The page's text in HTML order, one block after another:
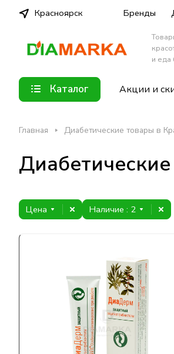
Красноярск Бренды
и еда
Каталог Акции и
Главная Диабетические товары в
Цена Наличие : 2